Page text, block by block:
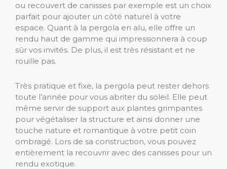
ou recouvert de canisses par exemple est un choix
parfait pour ajouter un côté naturel à votre
espace. Quant à la pergola en alu, elle offre un
rendu haut de gamme qui impressionnera à coup
sûr vos invités. De plus, il est très résistant et ne
rouille pas.
Très pratique et fixe, la pergola peut rester dehors
toute l’année pour vous abriter du soleil. Elle peut
même servir de support aux plantes grimpantes
pour végétaliser la structure et ainsi donner une
touche nature et romantique à votre petit coin
ombragé. Lors de sa construction, vous pouvez
entièrement la recouvrir avec des canisses pour un
rendu exotique.